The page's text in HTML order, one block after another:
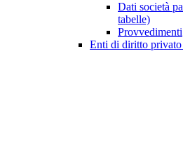
Dati società
tabelle)
Provvedimenti
Enti di diritto